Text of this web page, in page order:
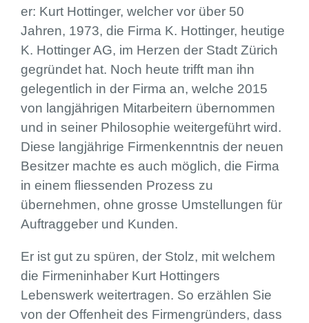
er: Kurt Hottinger, welcher vor über 50
Jahren, 1973, die Firma K. Hottinger, heutige
K. Hottinger AG, im Herzen der Stadt Zürich
gegründet hat. Noch heute trifft man ihn
gelegentlich in der Firma an, welche 2015
von langjährigen Mitarbeitern übernommen
und in seiner Philosophie weitergeführt wird.
Diese langjährige Firmenkenntnis der neuen
Besitzer machte es auch möglich, die Firma
in einem fliessenden Prozess zu
übernehmen, ohne grosse Umstellungen für
Auftraggeber und Kunden.
Er ist gut zu spüren, der Stolz, mit welchem
die Firmeninhaber Kurt Hottingers
Lebenswerk weitertragen. So erzählen Sie
von der Offenheit des Firmengründers, dass